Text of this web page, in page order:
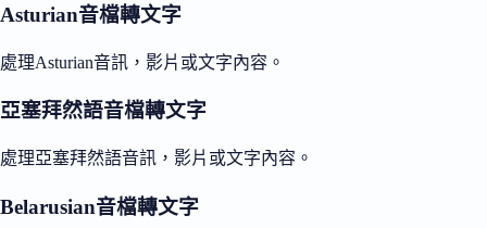
Asturian音檔轉文字
處理Asturian音訊，影片或文字內容。
亞塞拜然語音檔轉文字
處理亞塞拜然語音訊，影片或文字內容。
Belarusian音檔轉文字